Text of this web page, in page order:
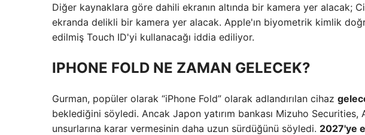
Diğer kaynaklara göre dahili ekranın altında bir kamera yer alacak;
ekranda delikli bir kamera yer alacak. Apple'ın biyometrik kimlik
edilmiş Touch ID'yi kullanacağı iddia ediliyor.
IPHONE FOLD NE ZAMAN GELECEK?
Gurman, popüler olarak “iPhone Fold” olarak adlandırılan cihaz
beklediğini söyledi. Ancak Japon yatırım bankası Mizuho Securities,
unsurlarına karar vermesinin daha uzun sürdüğünü söyledi. 2027'ye